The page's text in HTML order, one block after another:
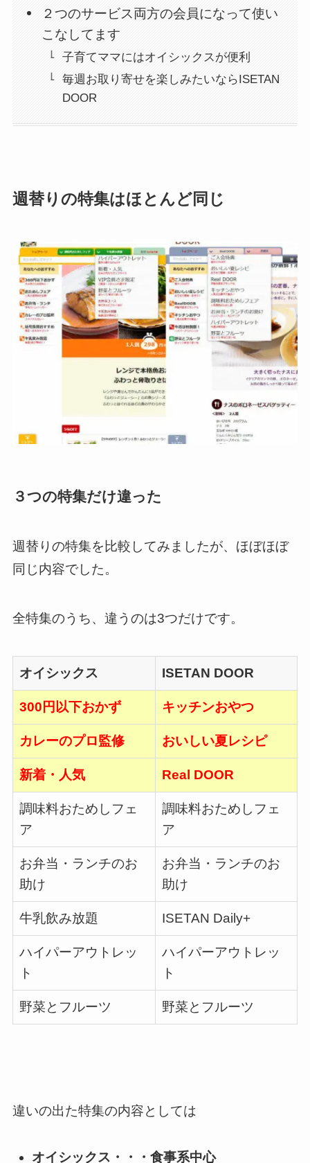
２つのサービス両方の会員になって使い
こなしてます
子育てママにはオイシックスが便利
毎週お取り寄せを楽しみたいならISETAN
DOOR
週替りの特集はほとんど同じ
３つの特集だけ違った
週替りの特集を比較してみましたが、ほぼほぼ
同じ内容でした。
全特集のうち、違うのは3つだけです。
オイシックス ISETAN DOOR
300円以下おかず キッチンおやつ
カレーのプロ監修 おいしい夏レシピ
新着・人気 Real DOOR
調味料おためしフェ
ア
調味料おためしフェ
ア
お弁当・ランチのお
助け
お弁当・ランチのお
助け
牛乳飲み放題 ISETAN Daily+
ハイパーアウトレッ
ト
ハイパーアウトレッ
ト
野菜とフルーツ 野菜とフルーツ
違いの出た特集の内容としては
オイシックス・・・食事系中心